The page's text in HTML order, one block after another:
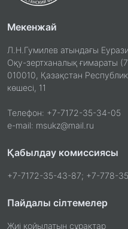
Мекенжай
Л.Н.Гумилев атындағы
Оқу-зертханалық ғимараты (7
010010, Қазақстан
көшесі, 11
Телефон: +7-7172-35-34-05
e-mail: msukz@mail.ru
Қабылдау комиссиясы
+7-7172-35-43-87; +7-778-
Пайдалы сілтемелер
Жиі қойылатын сұрақтар